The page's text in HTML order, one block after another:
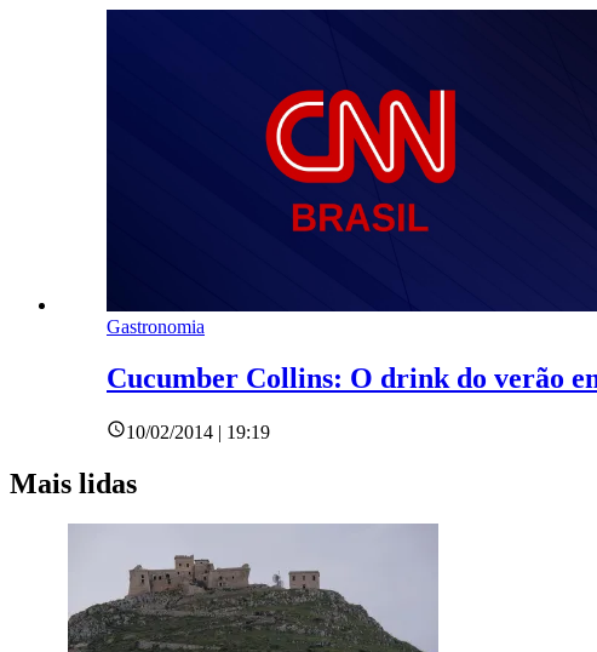
Gastronomia
Cucumber Collins: O drink do verão
10/02/2014 | 19:19
Mais lidas